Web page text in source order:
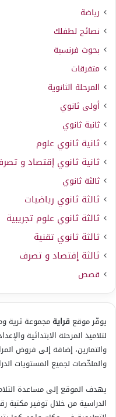
رياضة
نصائح لطفلك
بحوث فرنسية
متفرقات
المرحلة الثانوية
أولى ثانوي
ثانية ثانوي
ثانية ثانوي علوم
ثانية ثانوي إقتصاد و
ثالثة ثانوي
ثالثة ثانوي رياضيات
ثالثة ثانوي علوم تجريبية
ثالثة ثانوي تقنية
ثالثة إقتصاد و تصرف
قصص
يوفّر موقع قرايةمجموعة ثرية
لتلاميذ المرحلة الابتدائية
والتمارين، إضافة إلى فروض
والملخّصات لجميع المستويات
يهدف الموقع إلى مساعدة
الدراسية من خلال توفير مكتبة